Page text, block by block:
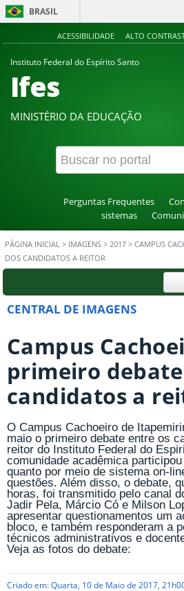
BRASIL
ACESSIBILIDADE ALTO
Instituto Federal do Espírito Santo
Ifes
MINISTÉRIO DA EDUCAÇÃO
Perguntas Frequentes
sistemas
PÁGINA INICIAL > IMAGENS > 2017 > CAMPUS
DOS CANDIDATOS A REITOR
CENTRAL DE IMAGENS
Campus
primeiro
candidatos a
O Campus Cachoeiro de
maio o primeiro debate entre os
reitor do Instituto Federal do
comunidade acadêmica
quanto por meio de sistema on-
questões. Além disso, o debate,
horas, foi transmitido pelo canal
Jadir Pela, Márcio Có e Milson
apresentar questionamentos um
bloco, e também responderam a
técnicos administrativos e
Veja as fotos do debate:
Criado em: Quarta, 10 de Maio de 2017,